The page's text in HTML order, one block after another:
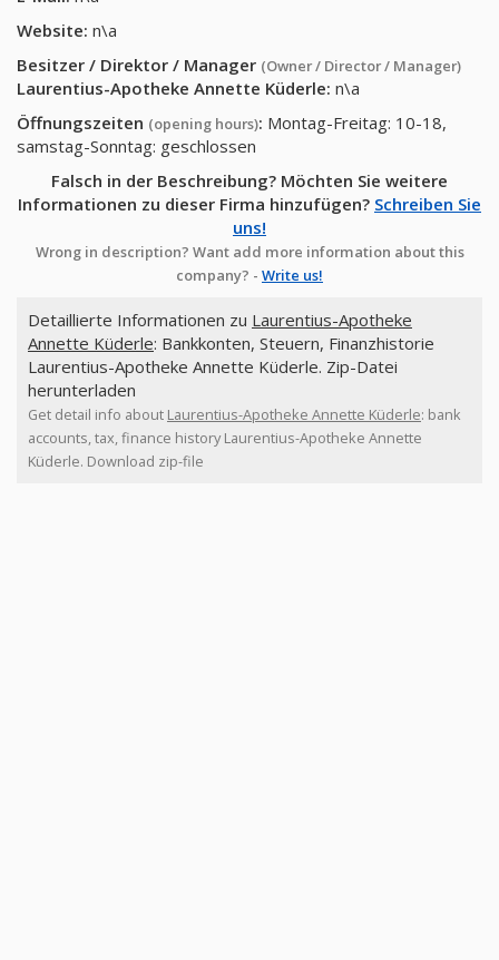
Website: n\a
Besitzer / Direktor / Manager (Owner / Director / Manager)
Laurentius-Apotheke Annette Küderle: n\a
Öffnungszeiten (opening hours): Montag-Freitag: 10-18,
samstag-Sonntag: geschlossen
Falsch in der Beschreibung? Möchten Sie weitere
Informationen zu dieser Firma hinzufügen? Schreiben Sie
uns!
Wrong in description? Want add more information about this
company? - Write us!
Detaillierte Informationen zu Laurentius-Apotheke
Annette Küderle: Bankkonten, Steuern, Finanzhistorie
Laurentius-Apotheke Annette Küderle. Zip-Datei
herunterladen
Get detail info about Laurentius-Apotheke Annette Küderle: bank
accounts, tax, finance history Laurentius-Apotheke Annette
Küderle. Download zip-file